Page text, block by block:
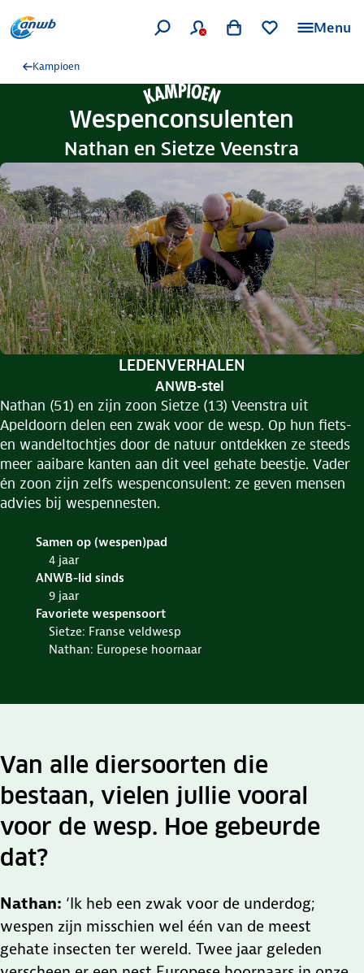
Menu
Kampioen
Wespenconsulenten
Nathan en Sietze Veenstra
RUBRIEK:
LEDENVERHALEN
ANWB-stel
Nathan (51) en zijn zoon Sietze (13) Veenstra uit
Apeldoorn delen een zwak voor de wesp. Op hun fiets-
en wandeltochtjes door de natuur ontdekken ze steeds
meer aaibare kanten aan dit veel gehate beestje. Vader
én zoon zijn zelfs wespenconsulent: ze geven mensen
advies bij wespennesten.
Samen op (wespen)pad
4 jaar
ANWB-lid sinds
9 jaar
Favoriete wespensoort
Sietze: Franse veldwesp
Nathan: Europese hoornaar
Van alle diersoorten die
bestaan, vielen jullie vooral
voor de wesp. Hoe gebeurde
dat?
Nathan: ‘Ik heb een zwak voor de underdog;
wespen zijn misschien wel één van de meest
gehate insecten ter wereld. Twee jaar geleden